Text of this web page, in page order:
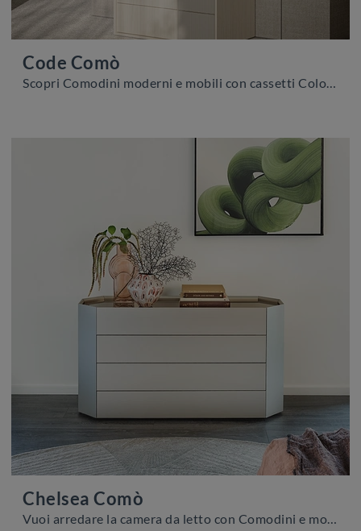
Code Comò
Scopri Comodini moderni e mobili con cassetti Colombini Casa! Il modello Code Comò realizzato in melaminico è la scelta ideale.
Chelsea Comò
Vuoi arredare la camera da letto con Comodini e mobili con cassetti di Cattelan Italia? Ti presentiamo il modello Chelsea Comò in laccato opaco per ...